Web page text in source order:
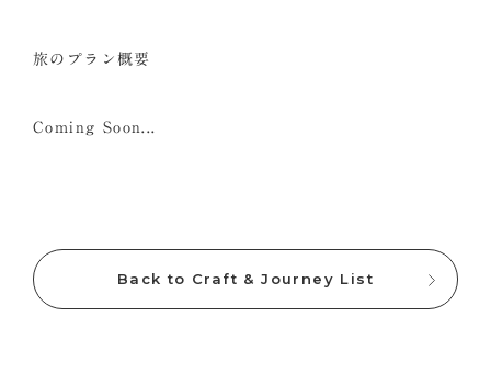
旅のプラン概要
Coming Soon...
Back to Craft & Journey List